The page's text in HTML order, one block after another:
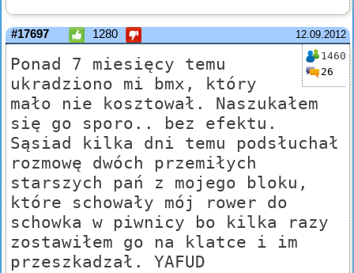
12.09.2012
#17697 1280
1460
26
Ponad 7 miesięcy temu
ukradziono mi bmx, który
mało nie kosztował. Naszukałem
się go sporo.. bez efektu.
Sąsiad kilka dni temu podsłuchał
rozmowę dwóch przemiłych
starszych pań z mojego bloku,
które schowały mój rower do
schowka w piwnicy bo kilka razy
zostawiłem go na klatce i im
przeszkadzał. YAFUD